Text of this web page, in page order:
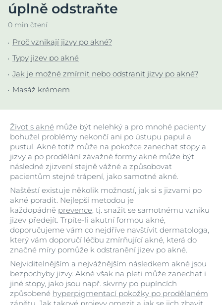
úplně odstraňte
0 min čtení
Proč vznikají jizvy po akné?
Typy jizev po akné
Jak je možné zmírnit nebo odstranit jizvy po akné?
Masáž krémem
Život s akné může být nelehký a pro mnohé pacienty
bohužel problémy nekončí ani po ústupu papul a
pustul. Akné totiž může na pokožce zanechat stopy a
jizvy a po prodělání závažné formy akné může být
následné zjizvení stejně vážné a způsobovat
pacientům stejné trápení, jako samotné akné.
Naštěstí existuje několik možností, jak si s jizvami po
akné poradit. Nejlepší metodou je
každopádně prevence, tj. snažit se samotnému vzniku
jizev předejít. Trpíte-li akutní formou akné,
doporučujeme vám co nejdříve navštívit dermatologa,
který vám doporučí léčbu zmírňující akné, která do
značné míry pomůže k odstranění jizev po akné.
Nejviditelnějším a nejvážnějším následkem akné jsou
bezpochyby jizvy. Akné však na pleti může zanechat i
jiné stopy, jako jsou např. skvrny po pupíncích
způsobené hyperpigmentací pokožky po prodělaném